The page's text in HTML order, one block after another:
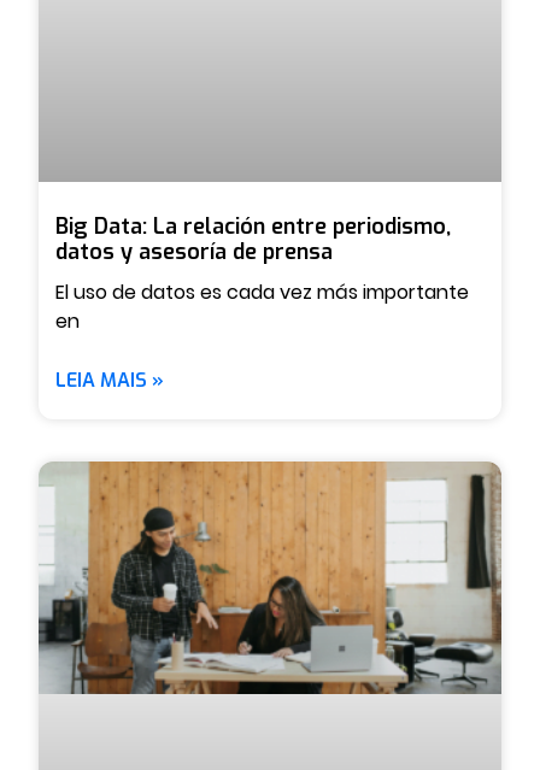
Big Data: La relación entre periodismo,
datos y asesoría de prensa
El uso de datos es cada vez más importante
en
LEIA MAIS »